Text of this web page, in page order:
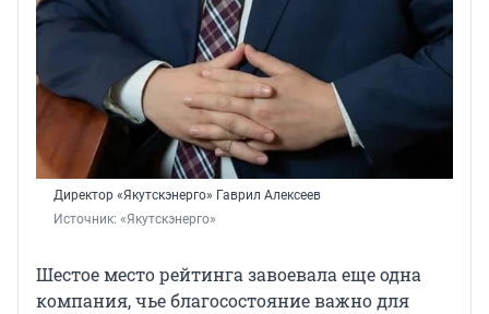
Директор «Якутскэнерго» Гаврил Алексеев
Источник: «Якутскэнерго»
Шестое место рейтинга завоевала еще одна
компания, чье благосостояние важно для